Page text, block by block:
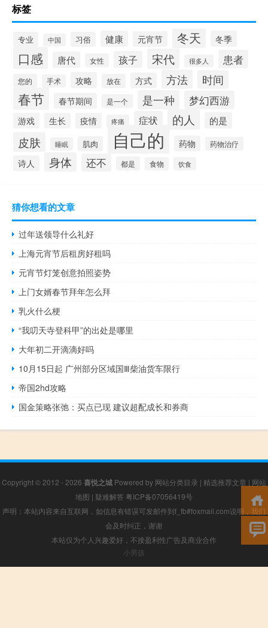
标签
专业 中国 习俗 健康 元宵节 冬天 冬季
口感 唐代 女性 孩子 宋代 很多人 患者
您的 手术 攻略 放在 方式 方法 时间
春节 春节期间 是一个 是一种 梦幻西游
游戏 生长 疫情 疼痛 症状 的人 的是
皮肤 睡眠 肌肉 自己的 药物 药物治疗
诗人 身体 还不 都是 食物 饮食
猜你想看的文章
过年送领导什么礼好
上海元宵节后租房好租吗
元宵节灯笼创意拍照姿势
上门女婿春节拜年怎么拜
乳火什么梗
“我叨天寺登科甲”的出处是哪里
大年初二开滴滴好吗
10月15日起 广州部分区域国Ⅲ柴油货车限行
帝国2hd攻略
国金策略张弛：买点已现 建议超配成长和券商
Copyright © 2012 - 2026 喜悦之城 Powered by 网站分类目录 | 精选推荐文章 | 网站
地图 | 疑难解答 粤ICP备07056419号
声明：本站内容来自互联网，如信息有错误可发邮件到f_fb#foxmail.com说明，我们
会及时纠正，谢谢
本站仅为个人兴趣爱好，不接盈利性广告及商业合作
小男孩